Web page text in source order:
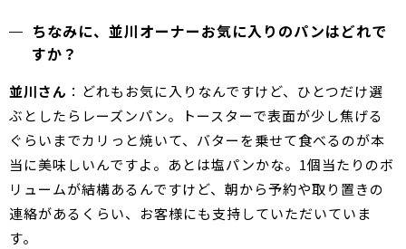
ちなみに、並川オーナーお気に入りのパンはどれで
すか？
並川さん ：どれもお気に入りなんですけど、ひとつだけ選
ぶとしたらレーズンパン。トースターで表面が少し焦げる
ぐらいまでカリっと焼いて、バターを乗せて食べるのが本
当に美味しいんですよ。あとは塩パンかな。1個当たりのボ
リュームが結構あるんですけど、朝から予約や取り置きの
連絡があるくらい、お客様にも支持していただいていま
す。